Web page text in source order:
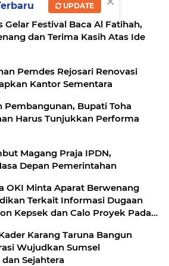
Gelar Festival Baca Al Fatihah,
dan Terima Kasih Atas Ide
Pemdes Rejosari Renovasi
Kantor Sementara
Pembangunan, Bupati Toha
Harus Tunjukkan Performa
Magang Praja IPDN,
Depan Pemerintahan
OKI Minta Aparat Berwenang
Terkait Informasi Dugaan
Kepsek dan Calo Proyek Pada
Karang Taruna Bangun
Wujudkan Sumsel
Sejahtera
UPDATE